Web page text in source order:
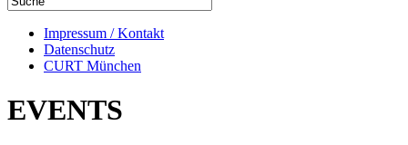
Impressum / Kontakt
Datenschutz
CURT München
EVENTS